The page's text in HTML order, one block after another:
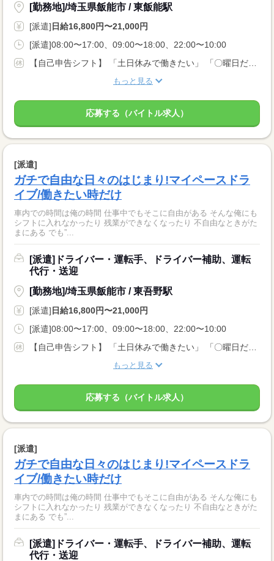
[勤務地]/埼玉県飯能市 / 東飯能駅
[派遣] 日給16,800円〜21,000円
[派遣]08:00〜17:00、09:00〜18:00、22:00〜10:00
もっと見る
応募する（バイトル求人）
[派遣]
ガチで自由な日々のはじまり!マイペースドラ
イブ/働きたい時だけ
車内での時間は俺の時間 仕事中でもそこに自由がある そんな俺にも
シフトに入れなかったり 残業ができなくなったり 不自由なときがた
まにある でも”...
[派遣]ドライバー・運転手、ドライバー補助、運転
代行・送迎
[勤務地]/埼玉県飯能市 / 東吾野駅
[派遣] 日給16,800円〜21,000円
[派遣]08:00〜17:00、09:00〜18:00、22:00〜10:00
もっと見る
応募する（バイトル求人）
[派遣]
ガチで自由な日々のはじまり!マイペースドラ
イブ/働きたい時だけ
車内での時間は俺の時間 仕事中でもそこに自由がある そんな俺にも
シフトに入れなかったり 残業ができなくなったり 不自由なときがた
まにある でも”...
[派遣]ドライバー・運転手、ドライバー補助、運転
代行・送迎